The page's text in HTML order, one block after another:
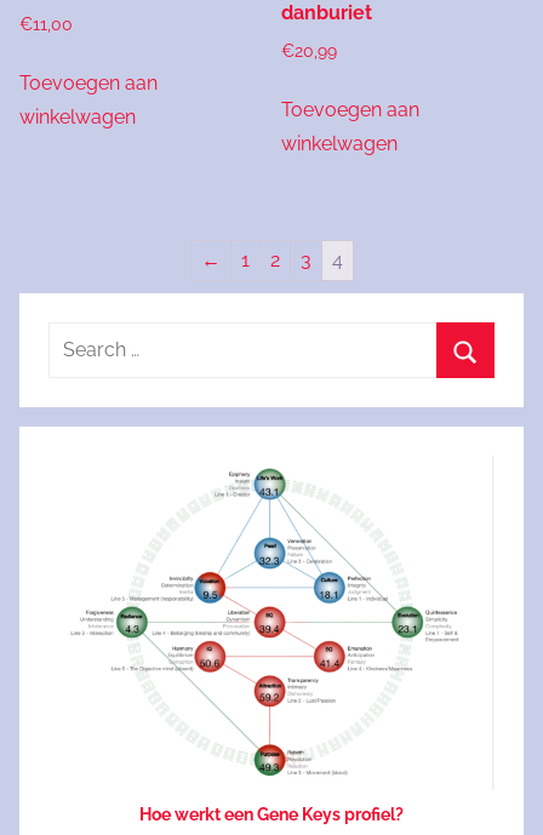
€11,00
Toevoegen aan
winkelwagen
danburiet
€20,99
Toevoegen aan
winkelwagen
← 1 2 3 4
Search
Hoe werkt een Gene Keys profiel?